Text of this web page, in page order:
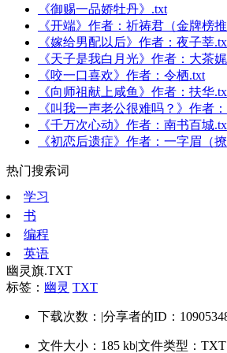
《御赐一品娇牡丹》.txt
《开端》作者：祈祷君（金牌榜
《嫁给男配以后》作者：夜子莘
《天子是我白月光》作者：大茶
《咬一口喜欢》作者：令栖.txt
《向师祖献上咸鱼》作者：扶华
《叫我一声老公很难吗？》作者
《千万次心动》作者：南书百城
《初恋后遗症》作者：一字眉（
热门搜索词
学习
书
编程
英语
幽灵旗.TXT
标签： 幽灵 TXT
下载次数： |分享者的ID：
文件大小：185 kb|文件类型：TXT